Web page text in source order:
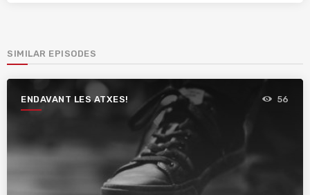
SIMILAR EPISODES
ENDAVANT LES ATXES! 56